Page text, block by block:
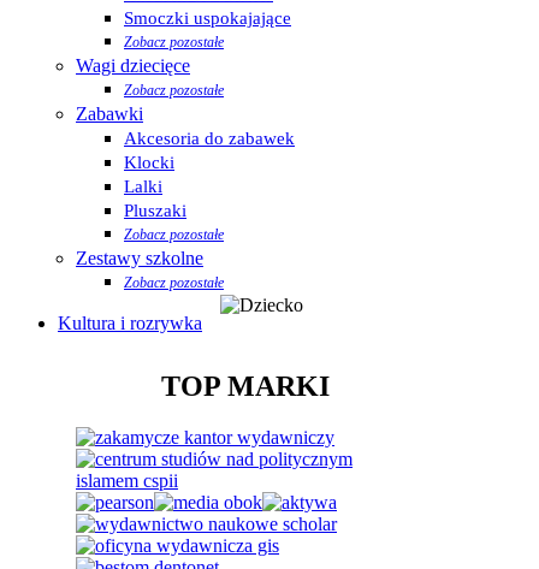
Smoczki uspokajające
Zobacz pozostałe
Wagi dziecięce
Zobacz pozostałe
Zabawki
Akcesoria do zabawek
Klocki
Lalki
Pluszaki
Zobacz pozostałe
Zestawy szkolne
Zobacz pozostałe
Kultura i rozrywka
TOP MARKI